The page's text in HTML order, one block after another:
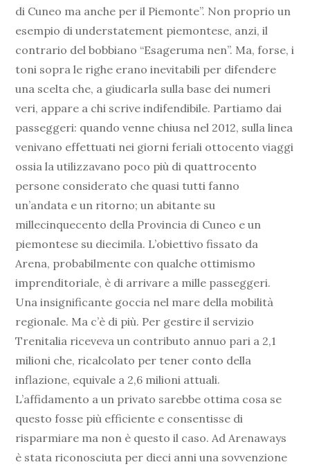
di Cuneo ma anche per il Piemonte”. Non proprio un
esempio di understatement piemontese, anzi, il
contrario del bobbiano “Esageruma nen”. Ma, forse, i
toni sopra le righe erano inevitabili per difendere
una scelta che, a giudicarla sulla base dei numeri
veri, appare a chi scrive indifendibile. Partiamo dai
passeggeri: quando venne chiusa nel 2012, sulla linea
venivano effettuati nei giorni feriali ottocento viaggi
ossia la utilizzavano poco più di quattrocento
persone considerato che quasi tutti fanno
un’andata e un ritorno; un abitante su
millecinquecento della Provincia di Cuneo e un
piemontese su diecimila. L’obiettivo fissato da
Arena, probabilmente con qualche ottimismo
imprenditoriale, è di arrivare a mille passeggeri.
Una insignificante goccia nel mare della mobilità
regionale. Ma c’è di più. Per gestire il servizio
Trenitalia riceveva un contributo annuo pari a 2,1
milioni che, ricalcolato per tener conto della
inflazione, equivale a 2,6 milioni attuali.
L’affidamento a un privato sarebbe ottima cosa se
questo fosse più efficiente e consentisse di
risparmiare ma non è questo il caso. Ad Arenaways
è stata riconosciuta per dieci anni una sovvenzione